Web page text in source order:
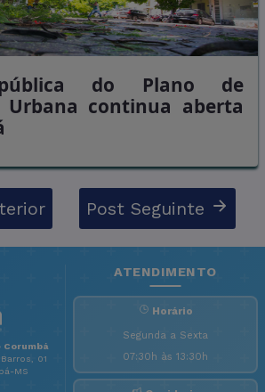
do Plano de
Urbana continua aberta
Post Seguinte
01
MS
ATENDIMENTO
Horário
Segunda a Sexta
07:30h às 13:30h